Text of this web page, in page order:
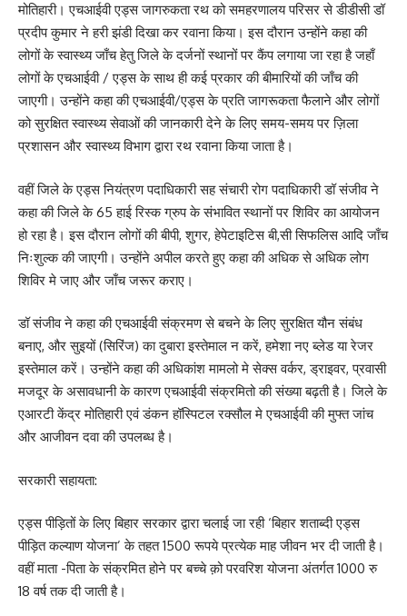
मोतिहारी। एचआईवी एड्स जागरुकता रथ को समहरणालय परिसर से डीडीसी डॉ
प्रदीप कुमार ने हरी झंडी दिखा कर रवाना किया। इस दौरान उन्होंने कहा की
लोगों के स्वास्थ्य जाँच हेतु जिले के दर्जनों स्थानों पर कैंप लगाया जा रहा है जहाँ
लोगों के एचआईवी / एड्स के साथ ही कई प्रकार की बीमारियों की जाँच की
जाएगी। उन्होंने कहा की एचआईवी/एड्स के प्रति जागरूकता फैलाने और लोगों
को सुरक्षित स्वास्थ्य सेवाओं की जानकारी देने के लिए समय-समय पर ज़िला
प्रशासन और स्वास्थ्य विभाग द्वारा रथ रवाना किया जाता है।
वहीं जिले के एड्स नियंत्रण पदाधिकारी सह संचारी रोग पदाधिकारी डॉ संजीव ने
कहा की जिले के 65 हाई रिस्क ग्रुप के संभावित स्थानों पर शिविर का आयोजन
हो रहा है। इस दौरान लोगों की बीपी, शुगर, हेपेटाइटिस बी,सी सिफलिस आदि जाँच
निःशुल्क की जाएगी। उन्होंने अपील करते हुए कहा की अधिक से अधिक लोग
शिविर मे जाए और जाँच जरूर कराए।
डॉ संजीव ने कहा की एचआईवी संक्रमण से बचने के लिए सुरक्षित यौन संबंध
बनाए, और सुइयों (सिरिंज) का दुबारा इस्तेमाल न करें, हमेशा नए ब्लेड या रेजर
इस्तेमाल करें। उन्होंने कहा की अधिकांश मामलो मे सेक्स वर्कर, ड्राइवर, प्रवासी
मजदूर के असावधानी के कारण एचआईवी संक्रमितो की संख्या बढ़ती है। जिले के
एआरटी केंद्र मोतिहारी एवं डंकन हॉस्पिटल रक्सौल मे एचआईवी की मुफ्त जांच
और आजीवन दवा की उपलब्ध है।
सरकारी सहायता:
एड्स पीड़ितों के लिए बिहार सरकार द्वारा चलाई जा रही ‘बिहार शताब्दी एड्स
पीड़ित कल्याण योजना’ के तहत 1500 रूपये प्रत्येक माह जीवन भर दी जाती है।
वहीं माता -पिता के संक्रमित होने पर बच्चे क़ो परवरिश योजना अंतर्गत 1000 रु
18 वर्ष तक दी जाती है।